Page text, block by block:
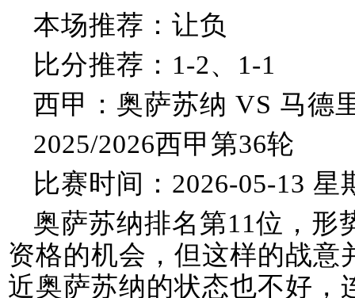
本场推荐：让负
比分推荐：1-2、1-1
西甲：奥萨苏纳 VS 马德
2025/2026西甲第36轮
比赛时间：2026-05-13 星
奥萨苏纳排名第11位，形
资格的机会，但这样的战意
近奥萨苏纳的状态也不好，